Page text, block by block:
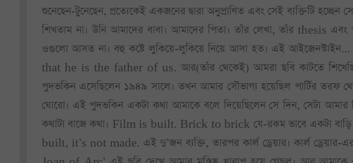
শুনেছেন-টুনেছেন, প্রত্যেকেই একজনের দ্বারা অনুপ্রাণিত এবং সেই ব্যক্তিটি
শিখতাম না। উনি আমাদের বাবা। আমাদের পিতা। তাঁর লেখা, তাঁর thesis
ওগুলো আসত না। বহু কষ্টে লুকিয়ে-লুকিয়ে নিয়ে আসা হত। এই
that he is the father of us. আর(তাঁর থেকেই) আমরা ছবি কাটতে
পুদভকিন এসেছিলেন ১৯৪৯ সালে। তখন আমার সৌভাগ্য হয়েছিল পার্টির তরফ
ঘোরো। এই পুদভকিন একটা কথা আমাকে বলে দিয়েছিলেন সে দিন, সেটা
কথাটা বাজে কথা। Film is built. Brick to brick যে-রকম ভাবে একটা
built, it’s not made. এই দু’জন ব্যক্তি, তারপর কার্ল ড্রেয়ার। কার্ল